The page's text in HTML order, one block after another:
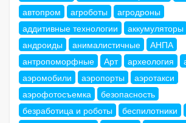
автопром
агроботы
агродроны
аддитивные технологии
аккумуляторы
андроиды
анималистичные
АНПА
антропоморфные
Арт археология
аэромобили
аэропорты
аэротакси
аэрофотосъемка
безопасность
безработица и роботы
беспилотники